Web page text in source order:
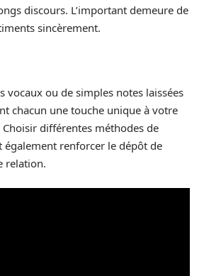
discours. L’important demeure de
sincèrement.
vocaux ou de simples notes laissées
chacun une touche unique à votre
Choisir différentes méthodes de
renforcer le dépôt de
relation.